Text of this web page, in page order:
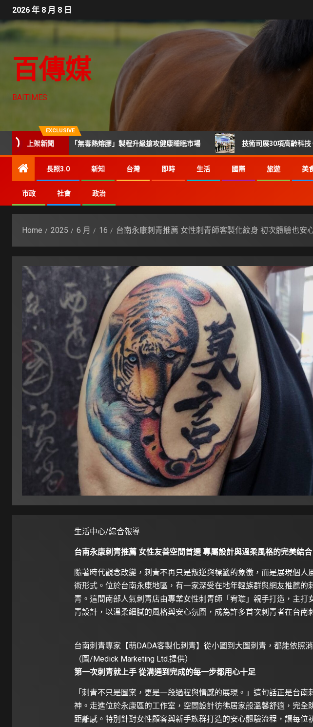
2026 年 8 月 8 日
百傳媒
BAITIMES
EXCLUSIVE
上架新聞
簧與軟硬度「無毒熱熔膠」製程升級搶攻健康睡眠市場 技術司展30項高齡科技 促工研院
長照3.0 新知 台灣 即時 生活 國際 旅遊 美
市政 社會 政治
Home 2025 6 月 16 台南永康刺青推薦 女性刺青師客製化紋身 初次體驗也安
生活中心/綜合報導
台南永康刺青推薦 女性友善空間首選 專屬設計與溫柔風格的完美結合
隨著時代觀念改變，刺青不再只是叛逆與標籤的象徵，而是展現個人
術形式。位於台南永康地區，有一家深受在地年輕族群與網友推薦的
青。這間南部人氣刺青店由專業女性刺青師「宥璇」親手打造，主打
青設計，以溫柔細膩的風格與安心氛圍，成為許多首次刺青者在台南
台南刺青專家【萌DADA客製化刺青】從小圖到大圖刺青，都能依照
（圖/Medick Marketing Ltd.提供）
第一次刺青就上手 從溝通到完成的每一步都用心十足
「刺青不只是圖案，更是一段過程與情感的展現。」這句話正是台南
神。走進位於永康區的工作室，空間設計彷彿居家般溫馨舒適，完全
距離感。特別針對女性顧客與新手族群打造的安心體驗流程，讓每位